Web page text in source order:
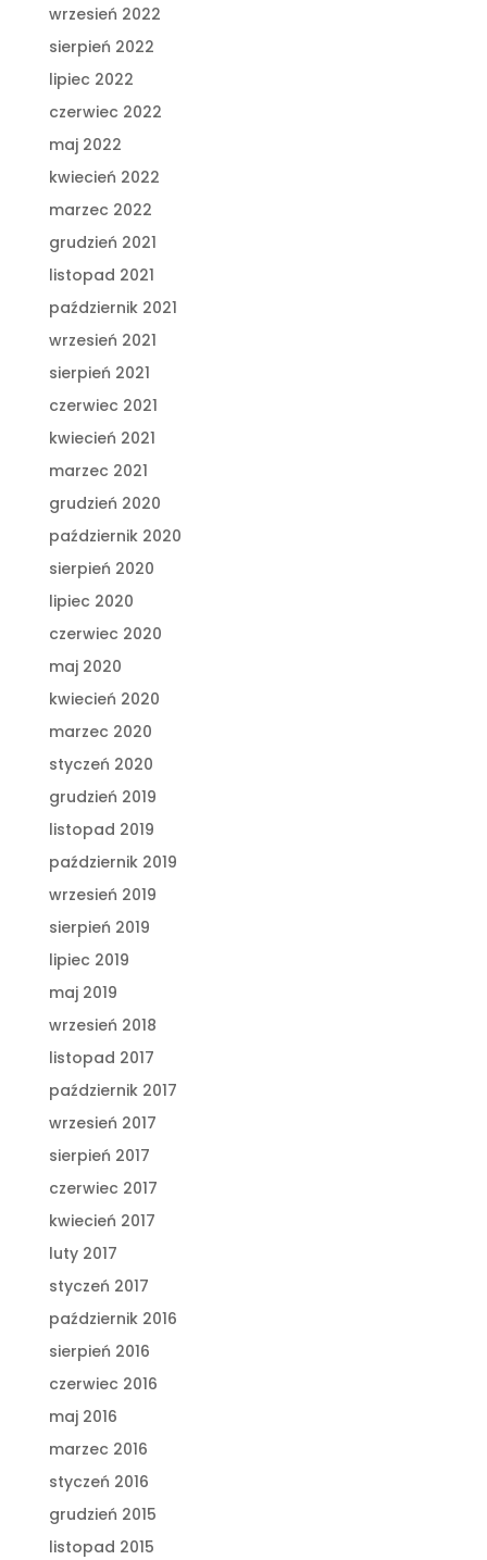
wrzesień 2022
sierpień 2022
lipiec 2022
czerwiec 2022
maj 2022
kwiecień 2022
marzec 2022
grudzień 2021
listopad 2021
październik 2021
wrzesień 2021
sierpień 2021
czerwiec 2021
kwiecień 2021
marzec 2021
grudzień 2020
październik 2020
sierpień 2020
lipiec 2020
czerwiec 2020
maj 2020
kwiecień 2020
marzec 2020
styczeń 2020
grudzień 2019
listopad 2019
październik 2019
wrzesień 2019
sierpień 2019
lipiec 2019
maj 2019
wrzesień 2018
listopad 2017
październik 2017
wrzesień 2017
sierpień 2017
czerwiec 2017
kwiecień 2017
luty 2017
styczeń 2017
październik 2016
sierpień 2016
czerwiec 2016
maj 2016
marzec 2016
styczeń 2016
grudzień 2015
listopad 2015